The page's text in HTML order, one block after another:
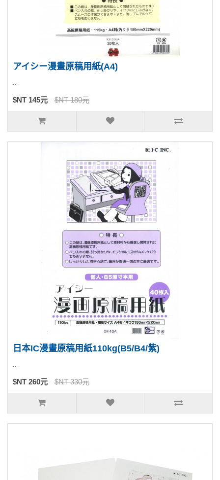
アイシー漫畫原稿用紙(A4)
..
$NT 145元 $NT 180元
日本IC漫畫原稿用紙110kg(B5/B4/紫)
..
$NT 260元 $NT 330元